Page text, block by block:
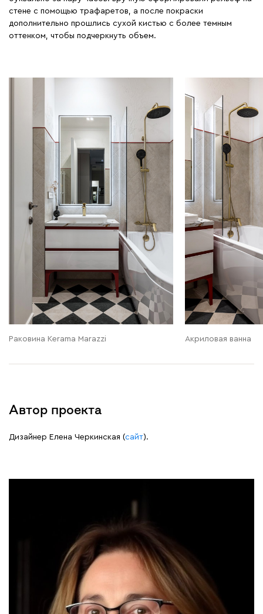
стене с помощью трафаретов, а после покраски
дополнительно прошлись сухой кистью с более темным
оттенком, чтобы подчеркнуть объем.
Раковина Kerama Marazzi Акриловая ванна
Автор проекта
Дизайнер Елена Черкинская (сайт).